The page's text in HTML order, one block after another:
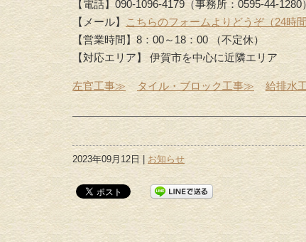
【電話】090-1096-4179（事務所：0595-44-1280）
【メール】 こちらのフォームよりどうぞ（24時
【営業時間】8：00～18：00 （不定休）
【対応エリア】 伊賀市を中心に近隣エリア
左官工事≫ タイル・ブロック工事≫ 給排水
2023年09月12日 | お知らせ